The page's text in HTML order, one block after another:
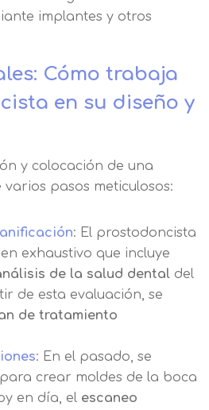
implantes y otros
Cómo trabaja
en su diseño y
y colocación de una
pasos meticulosos:
: El prostodoncista
exhaustivo que incluye
de la salud dental del
de esta evaluación, se
de tratamiento
: En el pasado, se
crear moldes de la boca
en día, el escaneo